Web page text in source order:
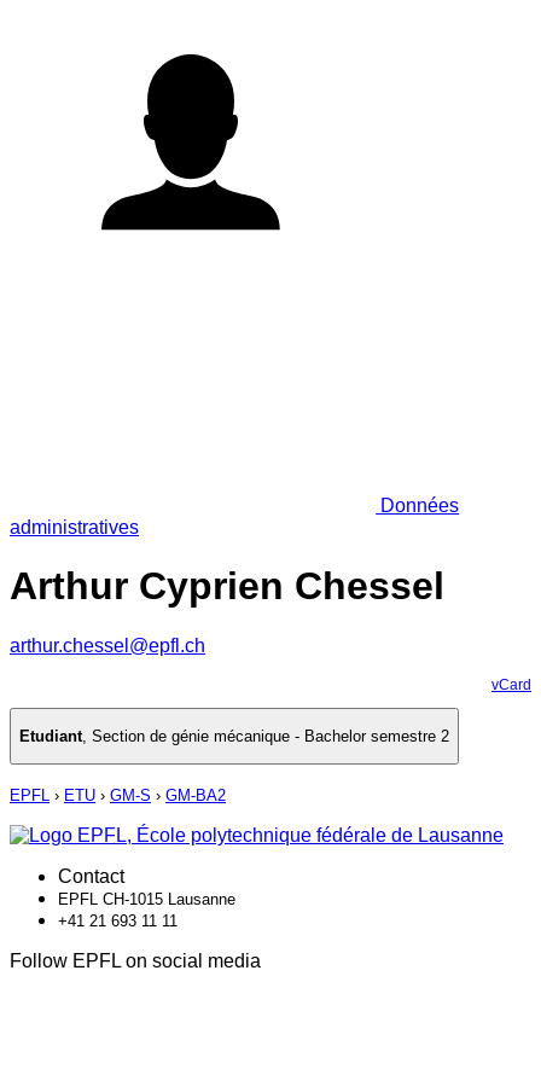
Données
administratives
Arthur Cyprien Chessel
arthur.chessel@epfl.ch
vCard
Etudiant, Section de génie mécanique - Bachelor semestre 2
EPFL › ETU › GM-S › GM-BA2
Contact
EPFL CH-1015 Lausanne
+41 21 693 11 11
Follow EPFL on social media